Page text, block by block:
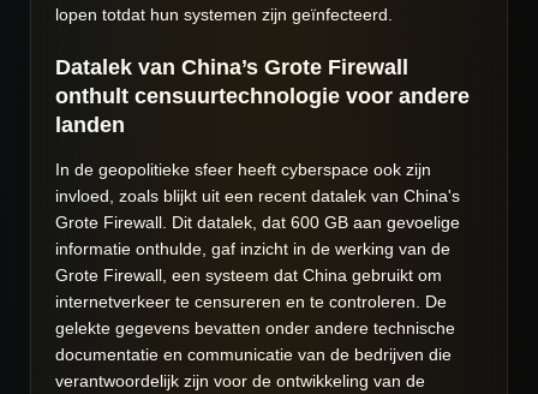
lopen totdat hun systemen zijn geïnfecteerd.
Datalek van China’s Grote Firewall
onthult censuurtechnologie voor andere
landen
In de geopolitieke sfeer heeft cyberspace ook zijn
invloed, zoals blijkt uit een recent datalek van China's
Grote Firewall. Dit datalek, dat 600 GB aan gevoelige
informatie onthulde, gaf inzicht in de werking van de
Grote Firewall, een systeem dat China gebruikt om
internetverkeer te censureren en te controleren. De
gelekte gegevens bevatten onder andere technische
documentatie en communicatie van de bedrijven die
verantwoordelijk zijn voor de ontwikkeling van de